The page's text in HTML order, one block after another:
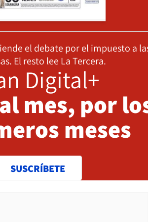
el debate por el impuesto a
El resto lee La Tercera.
Digital+
mes, por
meses
SUSCRÍBETE